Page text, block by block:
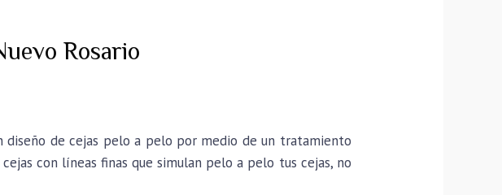
Rosario
de cejas pelo a pelo por medio de un tratamiento
con líneas finas que simulan pelo a pelo tus cejas, no